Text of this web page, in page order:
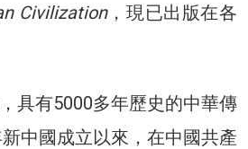
Civilization，現已出版在各
具有5000多年歷史的中華傳
中國成立以來，在中國共產